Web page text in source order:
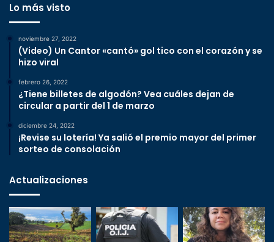
Lo más visto
noviembre 27, 2022
(Video) Un Cantor «cantó» gol tico con el corazón y se
hizo viral
febrero 26, 2022
¿Tiene billetes de algodón? Vea cuáles dejan de
circular a partir del 1 de marzo
diciembre 24, 2022
¡Revise su lotería! Ya salió el premio mayor del primer
sorteo de consolación
Actualizaciones